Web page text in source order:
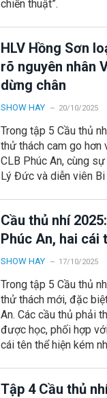
chiến thuật”.
HLV Hồng Sơn
rõ nguyên nhân
dừng chân
SHOW HAY 20/10/2025
Trong tập 5 Cầu thủ
thử thách cam go
CLB Phúc An, cùng
Lý Đức và diễn viên Bi
Cầu thủ nhí
Phúc An, hai cái
SHOW HAY 17/10/2025
Trong tập 5 Cầu thủ
thử thách mới, đặc
An. Các cầu thủ phải
được học, phối hợp
cái tên thể hiện kém
Tập 4 Cầu thủ